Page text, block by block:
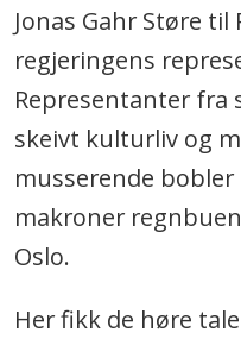
Jonas Gahr Støre
regjeringens
Representanter fra
skeivt kulturliv og
musserende
makroner
Oslo.
Her fikk de høre